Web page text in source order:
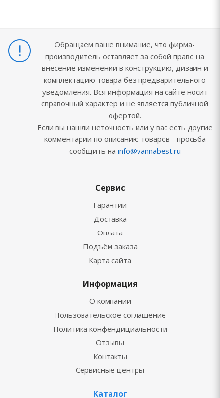
Обращаем ваше внимание, что фирма-
производитель оставляет за собой право на
внесение изменений в конструкцию, дизайн и
комплектацию товара без предварительного
уведомления. Вся информация на сайте носит
справочный характер и не является публичной
офертой.
Если вы нашли неточность или у вас есть другие
комментарии по описанию товаров - просьба
сообщить на info@vannabest.ru
Сервис
Гарантии
Доставка
Оплата
Подъём заказа
Карта сайта
Информация
О компании
Пользовательское соглашение
Политика конфендициальности
Отзывы
Контакты
Сервисные центры
Каталог